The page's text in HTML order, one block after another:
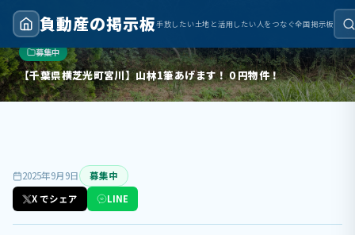
負動産の掲示板手放したい土地と活用したい人をつなぐ全国掲示板
トップ›募集中› 【千葉県横芝光町宮川】山林1筆あげます！０円物件！
募集中
【千葉県横芝光町宮川】山林1筆あげます！０円物件！
2025年9月9日
募集中
X でシェア
LINE